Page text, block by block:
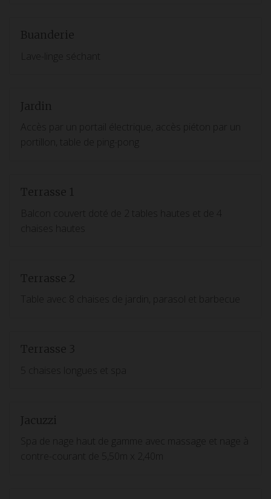
Buanderie
Lave-linge séchant
Jardin
Accès par un portail électrique, accès piéton par un
portillon, table de ping-pong
Terrasse 1
Balcon couvert doté de 2 tables hautes et de 4
chaises hautes
Terrasse 2
Table avec 8 chaises de jardin, parasol et barbecue
Terrasse 3
5 chaises longues et spa
Jacuzzi
Spa de nage haut de gamme avec massage et nage à
contre-courant de 5,50m x 2,40m